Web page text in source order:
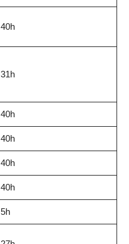
40h
31h
40h
40h
40h
40h
5h